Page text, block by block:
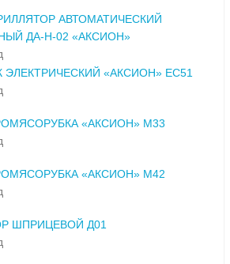
АВТОМАТИЧЕСКИЙ
ДА-Н-02 «АКСИОН»
ЭЛЕКТРИЧЕСКИЙ «АКСИОН» ЕС51
«АКСИОН» М33
«АКСИОН» М42
ШПРИЦЕВОЙ Д01